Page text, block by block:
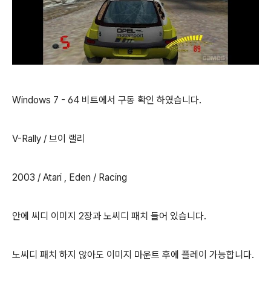
Windows 7 - 64 비트에서 구동 확인 하였습니다.
V-Rally / 브이 랠리
2003 / Atari , Eden / Racing
안에 씨디 이미지 2장과 노씨디 패치 들어 있습니다.
노씨디 패치 하지 않아도 이미지 마운트 후에 플레이 가능합니다.